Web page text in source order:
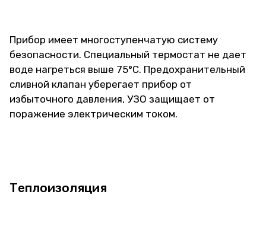
Прибор имеет многоступенчатую систему
безопасности. Специальный термостат не дает
воде нагреться выше 75°C. Предохранительный
сливной клапан уберегает прибор от
избыточного давления, УЗО защищает от
поражение электрическим током.
Теплоизоляция